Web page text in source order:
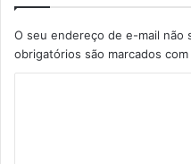
O seu endereço de e-mail não
obrigatórios são marcados com